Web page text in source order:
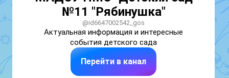
№11 "Рябинушка"
@id6647002542_gos
Актуальная информация и интересные
события детского сада
Перейти в канал